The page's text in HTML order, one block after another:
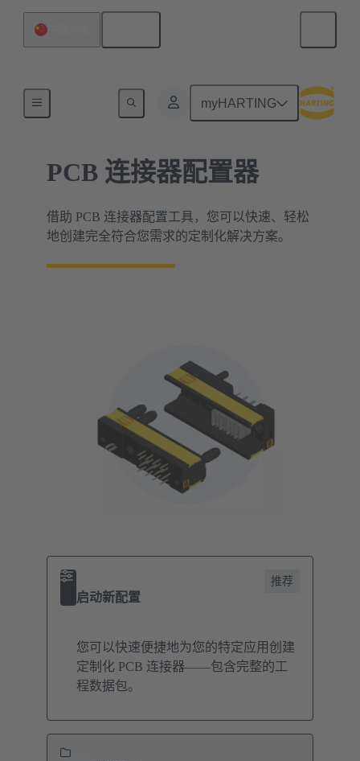
myHARTING
浩亭产品配置器
PCB 连接器配置器
借助 PCB 连接器配置工具，您可以快速、轻松
地创建完全符合您需求的定制化解决方案。
启动新配置
推荐
您可以快速便捷地为您的特定应用创建
定制化 PCB 连接器——包含完整的工
程数据包。